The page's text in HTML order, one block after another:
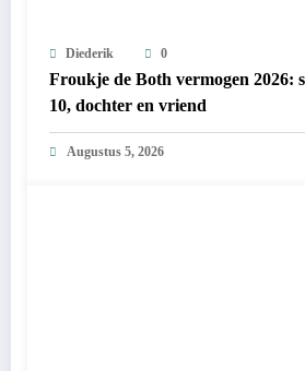
Diederik 0
Froukje de Both vermogen 2026:
10, dochter en vriend
Augustus 5, 2026